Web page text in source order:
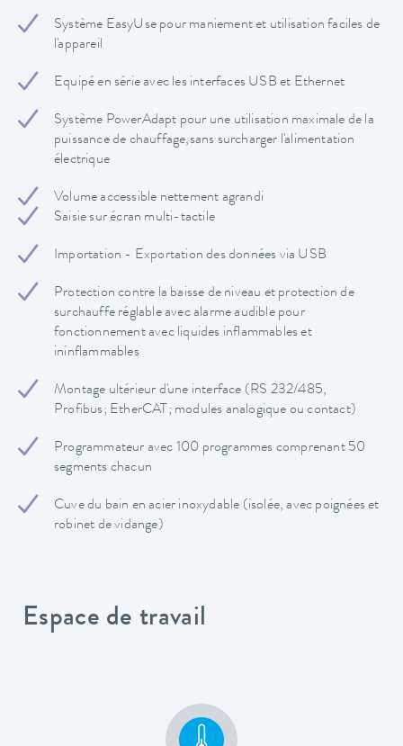
Système EasyUse pour maniement et utilisation faciles de
l'appareil
Equipé en série avec les interfaces USB et Ethernet
Système PowerAdapt pour une utilisation maximale de la
puissance de chauffage,sans surcharger l'alimentation
électrique
Volume accessible nettement agrandi
Saisie sur écran multi-tactile
Importation - Exportation des données via USB
Protection contre la baisse de niveau et protection de
surchauffe réglable avec alarme audible pour
fonctionnement avec liquides inflammables et
ininflammables
Montage ultérieur d'une interface (RS 232/485,
Profibus; EtherCAT; modules analogique ou contact)
Programmateur avec 100 programmes comprenant 50
segments chacun
Cuve du bain en acier inoxydable (isolée, avec poignées et
robinet de vidange)
Espace de travail